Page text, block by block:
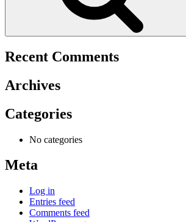
Recent Comments
Archives
Categories
No categories
Meta
Log in
Entries feed
Comments feed